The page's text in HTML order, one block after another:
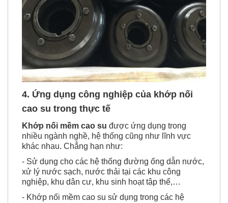
4. Ứng dụng công nghiệp của khớp nối
cao su trong thực tế
Khớp nối mềm cao su được ứng dụng trong
nhiều ngành nghề, hệ thống cũng như lĩnh vực
khác nhau. Chẳng hạn như:
- Sử dụng cho các hệ thống đường ống dẫn nước,
xử lý nước sạch, nước thải tại các khu công
nghiệp, khu dân cư, khu sinh hoạt tập thể,…
- Khớp nối mềm cao su sử dụng trong các hệ